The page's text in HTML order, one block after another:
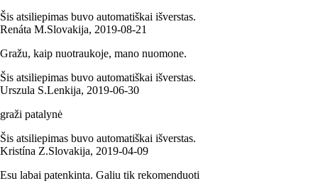
Šis atsiliepimas buvo automatiškai išverstas.
Renáta M.Slovakija, 2019‑08‑21
Gražu, kaip nuotraukoje, mano nuomone.
Šis atsiliepimas buvo automatiškai išverstas.
Urszula S.Lenkija, 2019‑06‑30
graži patalynė
Šis atsiliepimas buvo automatiškai išverstas.
Kristína Z.Slovakija, 2019‑04‑09
Esu labai patenkinta. Galiu tik rekomenduoti